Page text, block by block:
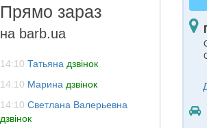
Прямо зараз
на barb.ua
14:10 Татьяна дзвінок
14:10 Марина дзвінок
14:10 Светлана Валерьевна
дзвінок